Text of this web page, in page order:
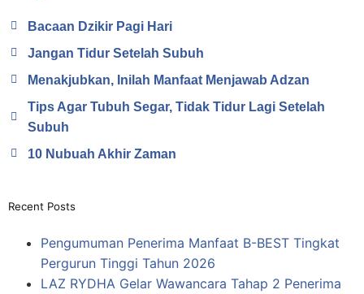
Bacaan Dzikir Pagi Hari
Jangan Tidur Setelah Subuh
Menakjubkan, Inilah Manfaat Menjawab Adzan
Tips Agar Tubuh Segar, Tidak Tidur Lagi Setelah
Subuh
10 Nubuah Akhir Zaman
Recent Posts
Pengumuman Penerima Manfaat B-BEST Tingkat
Pergurun Tinggi Tahun 2026
LAZ RYDHA Gelar Wawancara Tahap 2 Penerima